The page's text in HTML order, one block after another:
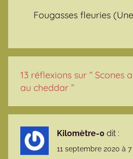
Fougasses fleuries
13 réflexions sur “ Scones
au cheddar ”
Kilomètre-0 dit :
11 septembre 2020 à